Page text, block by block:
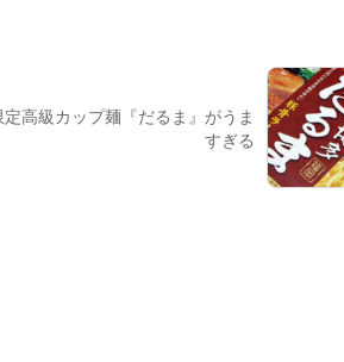
高級カップ麺『だるま』がうま
すぎる